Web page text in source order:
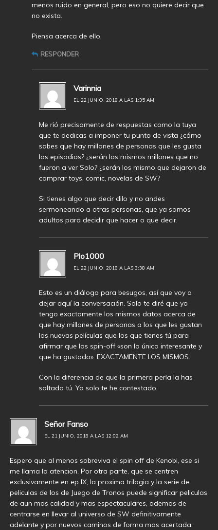
menos ruido en general, pero eso no quiere decir que
no exista.
Piensa acerca de ello.
RESPONDER
Varinnia
EL 22 JUNIO, 2018 A LAS 1:35 AM
Me rió precisamente de respuestas como la tuya
que te dedicas a imponer tu punto de vista ¿cómo
sabes que hay millones de personas que les gusta
los episodios? ¿serán los mismos millones que no
fueron a ver Solo? ¿serán los mismo que dejaron de
comprar toys, comic, novelas de SW?
Si tienes algo que decir dilo y no andes
sermoneando a otras personas, que ya somos
adultos para decidir que hacer o que decir.
Plo1000
EL 22 JUNIO, 2018 A LAS 3:38 AM
Esto es un diálogo para besugos, así que voy a
dejar aquí la conversación. Solo te diré que yo
tengo exactamente los mismos datos acerca de
que hay millones de personas a los que les gustan
las nuevas películas que los que tienes tú para
afirmar que los spin-off «son lo único interesante y
que ha gustado». EXACTAMENTE LOS MISMOS.
Con la diferencia de que la primera perla la has
soltado tú. Yo solo te he contestado.
Señor Fanso
EL 21 JUNIO, 2018 A LAS 12:02 AM
Espero que al menos sobreviva el spin off de Kenobi, ese si
me llama la atencion. Por otra parte, que se centren
exclusivamente en ep IX, la proxima trilogia y la serie de
peliculas de los de Juego de Tronos puede significar peliculas
de aun mas calidad y mas espectaculares, ademas de
centrarse en llevar al universo de SW definitivamente
adelante y por nuevos caminos de forma mas acertada.